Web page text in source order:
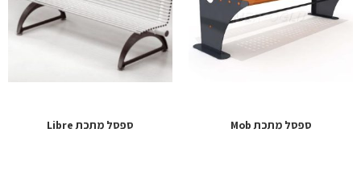
ספסל מתכת Mob ספסל מתכת Libre